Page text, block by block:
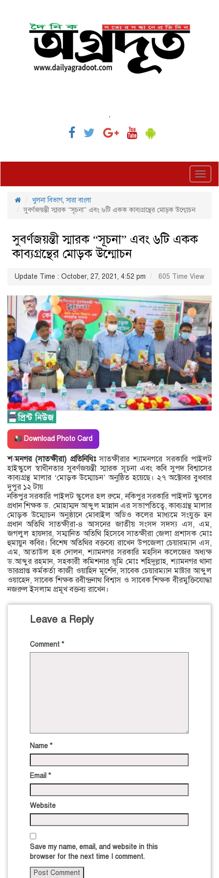
,
খুলনা বিভাগ,সারা বাংলা
সুবর্ণজয়ন্তী স্মারক “সূচনা” এবং ৬টি একক কাব্যগ্রন্থের মোড়ক উন্মোচন
সুবর্ণজয়ন্তী স্মারক “সূচনা” এবং ৬টি একক
কাব্যগ্রন্থের মোড়ক উন্মোচন
Update Time : October, 27, 2021, 4:52 pm 605 Time View
Download Photo Card
শ্যমনগর (সাতক্ষীরা) প্রতিনিধিঃসাতক্ষীরার শ্যামনগরে সরকারি পাইলট
হাইস্কুলে স্বাধীনতার সুবর্ণজয়ন্তী স্মারক সূচনা এবং কবি সুপদ বিশ্বাসের
কাব্যগ্রন্থ মালার ‘মোড়ক উম্মোচন’ অনুষ্ঠিত হয়েছে। ২৭ অক্টোবর বুধবার
দুপুর ১২ টায়
নকিপুর সরকারি পাইলট স্কুলের হল রুমে, নকিপুর সরকারি পাইলট স্কুলের
প্রধান শিক্ষক ড. মোহাম্মদ আব্দুল মান্নান এর সভাপতিত্বে, কাব্যগ্রন্থ মালার
মোড়ক উম্মোচন অনুষ্ঠানে মোবাইল অডিও কলের মাধ্যমে সংযুক্ত হন
প্রধান অতিথি সাতক্ষীরা-৪ আসনের জাতীয় সংসদ সদস্য এস, এম,
জগলুল হায়দার, সম্মানিত অতিথি হিসেবে সাতক্ষীরা জেলা প্রশাসক মোঃ
হুমায়ুন কবির। বিশেষ অতিথির বক্তব্যে রাখেন উপজেলা চেয়ারম্যান এস,
এম, আতাউল হক দোলন, শ্যামনগর সরকারি মহসিন কলেজের অধ্যক্ষ
ড.আব্দুর রহমান, সহকারী কমিশনার ভূমি মোঃ শহিদুল্লাহ, শ্যামনগর থানা
ভারপ্রাপ্ত কর্মকর্তা কাজী ওয়াহিদ মূর্শেদ, সাবেক চেয়ারম্যান মাষ্টার আব্দুল
ওয়াহেদ, সাবেক শিক্ষক রবীন্দ্রনাথ বিশ্বাস ও সাবেক শিক্ষক বীরমুক্তিযোদ্ধা
নজরুল ইসলাম প্রমূখ বক্তব্য রাখেন।
Leave a Reply
Comment *
Name *
Email *
Website
Save my name, email, and website in this
browser for the next time I comment.